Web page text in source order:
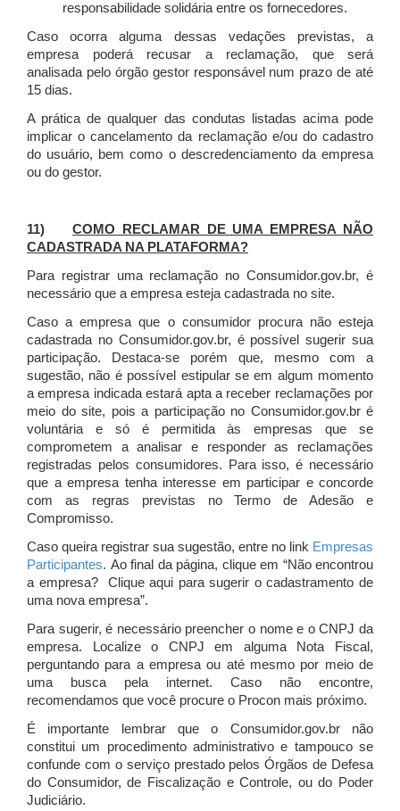
responsabilidade solidária entre os fornecedores.
Caso ocorra alguma dessas vedações previstas, a
empresa poderá recusar a reclamação, que será
analisada pelo órgão gestor responsável num prazo de até
15 dias.
A prática de qualquer das condutas listadas acima pode
implicar o cancelamento da reclamação e/ou do cadastro
do usuário, bem como o descredenciamento da empresa
ou do gestor.
11)COMO RECLAMAR DE UMA EMPRESA NÃO
CADASTRADA NA PLATAFORMA?
Para registrar uma reclamação no Consumidor.gov.br, é
necessário que a empresa esteja cadastrada no site.
Caso a empresa que o consumidor procura não esteja
cadastrada no Consumidor.gov.br, é possível sugerir sua
participação. Destaca-se porém que, mesmo com a
sugestão, não é possível estipular se em algum momento
a empresa indicada estará apta a receber reclamações por
meio do site, pois a participação no Consumidor.gov.br é
voluntária e só é permitida às empresas que se
comprometem a analisar e responder as reclamações
registradas pelos consumidores. Para isso, é necessário
que a empresa tenha interesse em participar e concorde
com as regras previstas no Termo de Adesão e
Compromisso.
Caso queira registrar sua sugestão, entre no link Empresas
Participantes. Ao final da página, clique em “Não encontrou
a empresa? Clique aqui para sugerir o cadastramento de
uma nova empresa”.
Para sugerir, é necessário preencher o nome e o CNPJ da
empresa. Localize o CNPJ em alguma Nota Fiscal,
perguntando para a empresa ou até mesmo por meio de
uma busca pela internet. Caso não encontre,
recomendamos que você procure o Procon mais próximo.
É importante lembrar que o Consumidor.gov.br não
constitui um procedimento administrativo e tampouco se
confunde com o serviço prestado pelos Órgãos de Defesa
do Consumidor, de Fiscalização e Controle, ou do Poder
Judiciário.